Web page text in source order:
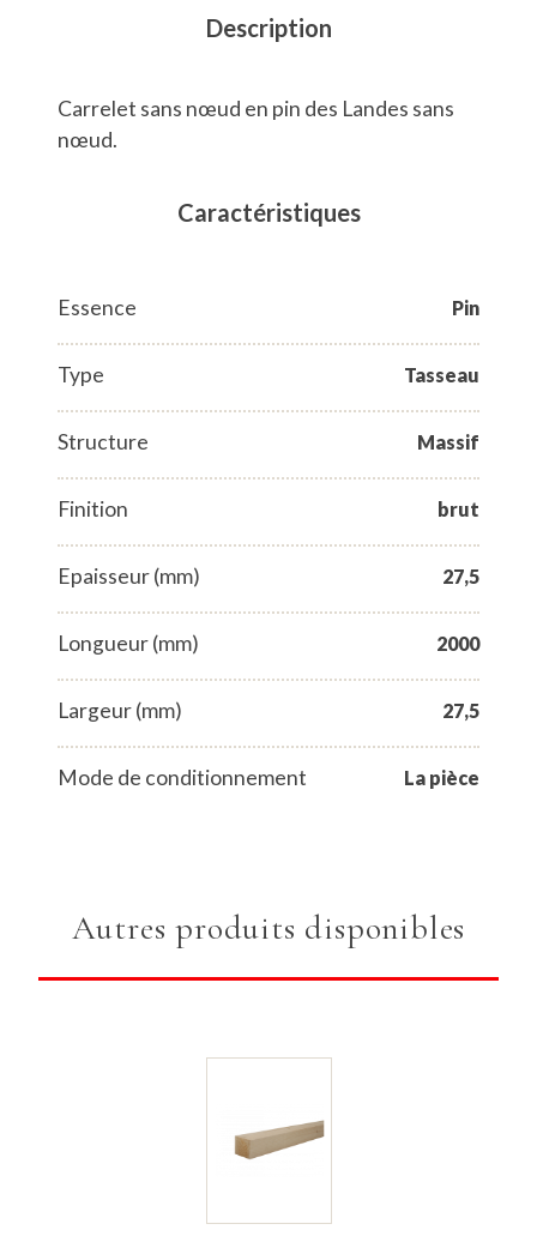
Description
Carrelet sans nœud en pin des Landes sans
nœud.
Caractéristiques
Essence Pin
Type Tasseau
Structure Massif
Finition brut
Epaisseur (mm) 27,5
Longueur (mm) 2000
Largeur (mm) 27,5
Mode de conditionnement La pièce
Autres produits disponibles